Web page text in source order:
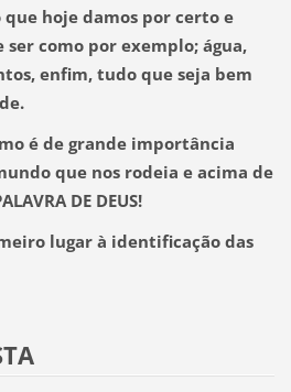
hoje damos por certo e
como por exemplo; água,
enfim, tudo que seja bem
é de grande importância
que nos rodeia e acima de
DE DEUS!
lugar à identificação das